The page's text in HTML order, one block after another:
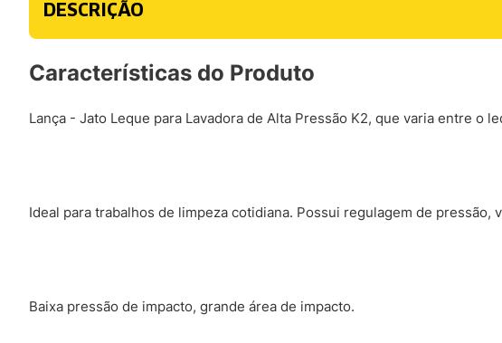
DESCRIÇÃO
Características do Produto
Lança - Jato Leque para Lavadora de Alta Pressão K2, que varia entre o
Ideal para trabalhos de limpeza cotidiana. Possui regulagem de
Baixa pressão de impacto, grande área de impacto.